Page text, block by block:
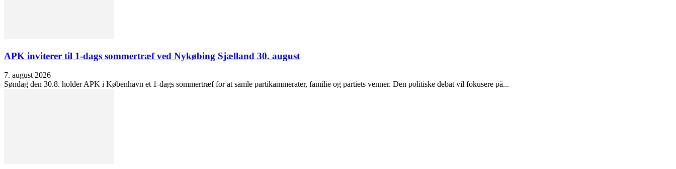
APK inviterer til 1-dags sommertræf ved Nykøbing Sjælland 30. august
7. august 2026
Søndag den 30.8. holder APK i København et 1-dags sommertræf for at samle partikammerater, familie og partiets venner. Den politiske debat vil fokusere på...